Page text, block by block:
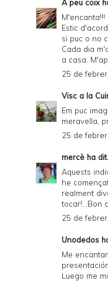
A peu coix
M'encanta!!!
Estic
si puc o no
Cada dia
a casa.
25 de
Visc a la
Em puc
meravella,
25 de
mercè ha
Aquests
he
realment
tocar!...Bon
25 de
Unodedos
Me
Luego me